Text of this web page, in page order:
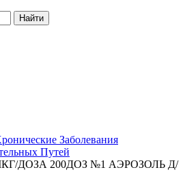
Найти
Заболевания
Путей
ДОЗА 200ДОЗ №1 АЭРОЗОЛЬ Д/